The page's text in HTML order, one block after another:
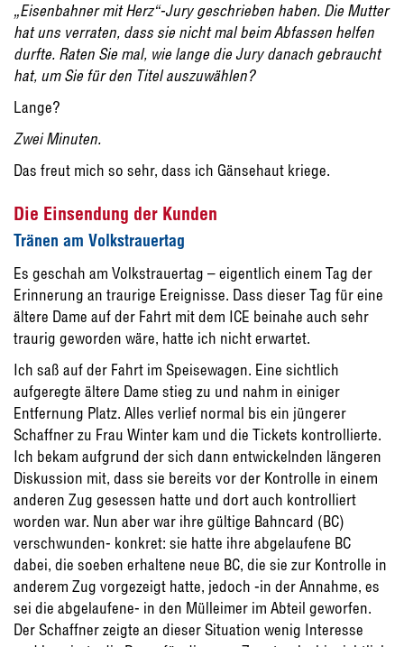
„Eisenbahner mit Herz“-Jury geschrieben haben. Die Mutter
hat uns verraten, dass sie nicht mal beim Abfassen helfen
durfte. Raten Sie mal, wie lange die Jury danach gebraucht
hat, um Sie für den Titel auszuwählen?
Lange?
Zwei Minuten.
Das freut mich so sehr, dass ich Gänsehaut kriege.
Die Einsendung der Kunden
Tränen am Volkstrauertag
Es geschah am Volkstrauertag – eigentlich einem Tag der
Erinnerung an traurige Ereignisse. Dass dieser Tag für eine
ältere Dame auf der Fahrt mit dem ICE beinahe auch sehr
traurig geworden wäre, hatte ich nicht erwartet.
Ich saß auf der Fahrt im Speisewagen. Eine sichtlich
aufgeregte ältere Dame stieg zu und nahm in einiger
Entfernung Platz. Alles verlief normal bis ein jüngerer
Schaffner zu Frau Winter kam und die Tickets kontrollierte.
Ich bekam aufgrund der sich dann entwickelnden längeren
Diskussion mit, dass sie bereits vor der Kontrolle in einem
anderen Zug gesessen hatte und dort auch kontrolliert
worden war. Nun aber war ihre gültige Bahncard (BC)
verschwunden- konkret: sie hatte ihre abgelaufene BC
dabei, die soeben erhaltene neue BC, die sie zur Kontrolle in
anderem Zug vorgezeigt hatte, jedoch -in der Annahme, es
sei die abgelaufene- in den Mülleimer im Abteil geworfen.
Der Schaffner zeigte an dieser Situation wenig Interesse